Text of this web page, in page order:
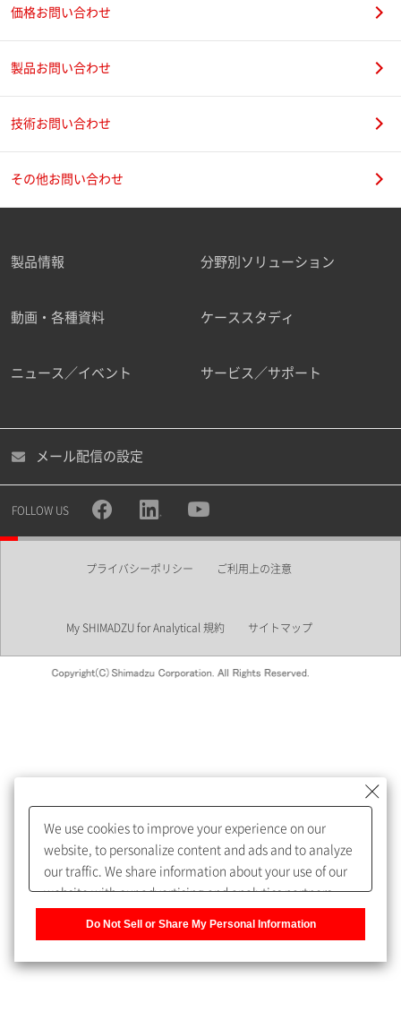
ご勤務先
職種
所属部署
めします。
My SHIMADZU for Analyticalへ登録いただくと、技術情報や
取扱説明書・Webinarなどの閲覧ができます。
うになります。
価格お問い合わせ
製品お問い合わせ
技術お問い合わせ
その他お問い合わせ
製品情報 分野別ソリューション
動画・各種資料 ケーススタディ
ニュース／イベント サービス／サポート
メール配信の設定
FOLLOW US
プライバシーポリシー ご利用上の注意
My SHIMADZU for Analytical 規約 サイトマップ
We use cookies to improve your experience on our
website, to personalize content and ads and to analyze
our traffic. We share information about your use of our
website with our advertising and analytics partners,
Do Not Sell or Share My Personal Information